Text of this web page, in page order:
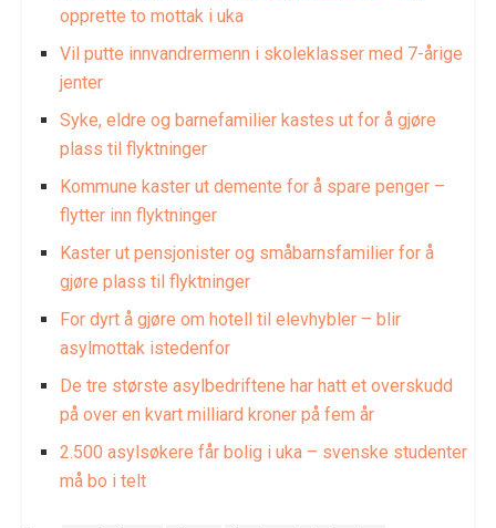
opprette to mottak i uka
Vil putte innvandrermenn i skoleklasser med 7-årige
jenter
Syke, eldre og barnefamilier kastes ut for å gjøre
plass til flyktninger
Kommune kaster ut demente for å spare penger –
flytter inn flyktninger
Kaster ut pensjonister og småbarnsfamilier for å
gjøre plass til flyktninger
For dyrt å gjøre om hotell til elevhybler – blir
asylmottak istedenfor
De tre største asylbedriftene har hatt et overskudd
på over en kvart milliard kroner på fem år
2.500 asylsøkere får bolig i uka – svenske studenter
må bo i telt